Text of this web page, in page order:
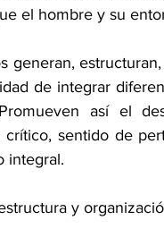
el hombre y su
generan,
de integrar
así el
crítico, sentido de
integral.
y